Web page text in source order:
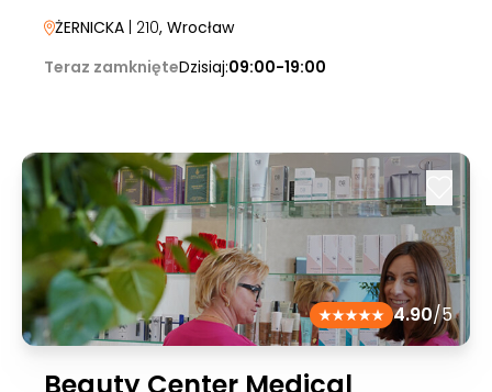
ŻERNICKA | 210, Wrocław
Teraz zamknięteDzisiaj:09:00-19:00
4.90/5